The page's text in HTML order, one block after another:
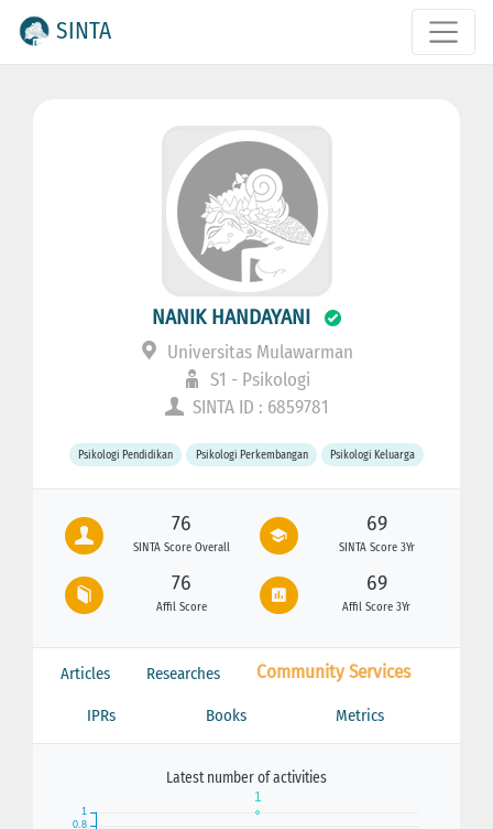
SINTA
NANIK HANDAYANI
Universitas Mulawarman
S1 - Psikologi
SINTA ID : 6859781
Psikologi Pendidikan Psikologi Perkembangan Psikologi Keluarga
76
SINTA Score Overall
69
SINTA Score 3Yr
76
Affil Score
69
Affil Score 3Yr
Articles Researches Community Services
IPRs Books Metrics
Latest number of activities